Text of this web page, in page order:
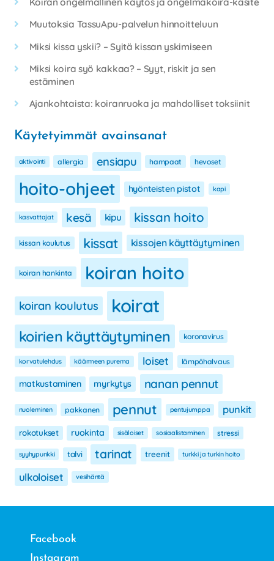
Muutoksia TassuApu-palvelun hinnoitteluun
Miksi kissa yskii? – Syitä kissan yskimiseen
Miksi koira syö kakkaa? – Syyt, riskit ja sen
estäminen
Ajankohtaista: koiranruoka ja mahdolliset toksiinit
Käytetyimmät avainsanat
aktivointi allergia ensiapu hampaat hevoset
hoito-ohjeet hyönteisten pistot kapi
kasvattajat kesä kipu kissan hoito
kissan koulutus kissat kissojen käyttäytyminen
koiran hankinta koiran hoito
koiran koulutus koirat
koirien käyttäytyminen koronavirus
korvatulehdus käärmeen purema loiset lämpöhalvaus
matkustaminen myrkytys nanan pennut
nuoleminen pakkanen pennut pentujumppa punkit
rokotukset ruokinta sisäloiset sosiaalistaminen stressi
syyhypunkki talvi tarinat treenit turkki ja turkin hoito
ulkoloiset vesihäntä
Facebook
Instagram